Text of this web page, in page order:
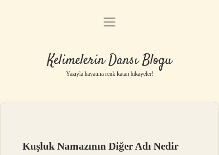
Anasayfa
Yasal Uyarı
menüyü
Kelimelerin Dansı Blogu
Yazıyla hayatına renk katan hikayeler!
Kuşluk Namazının Diğer Adı Nedir